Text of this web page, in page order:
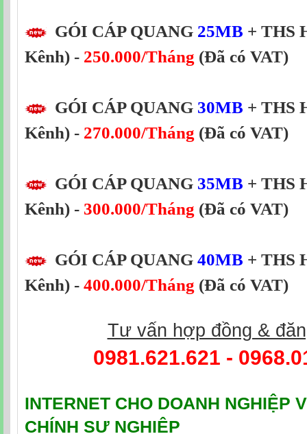
GÓI CÁP QUANG 25MB + THS
Kênh) - 250.000/Tháng (Đã có VAT)
GÓI CÁP QUANG 30MB + THS
Kênh) - 270.000/Tháng (Đã có VAT)
GÓI CÁP QUANG 35MB + THS
Kênh) - 300.000/Tháng (Đã có VAT)
GÓI CÁP QUANG 40MB + THS
Kênh) - 400.000/Tháng (Đã có VAT)
Tư vấn hợp đồng &
0981.621.621 -
INTERNET CHO DOANH NGHIỆP
CHÍNH SỰ NGHIỆP